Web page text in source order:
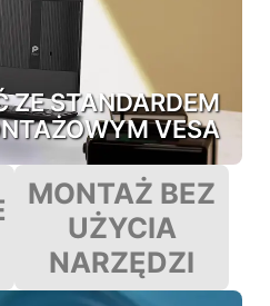
ZE STANDARDEM
VESA
MONTAŻ BEZ
UŻYCIA
NARZĘDZI